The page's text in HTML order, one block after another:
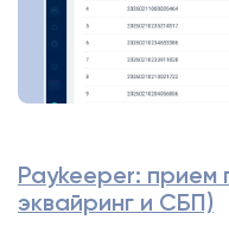
Paykeeper: прием
эквайринг и СБП)